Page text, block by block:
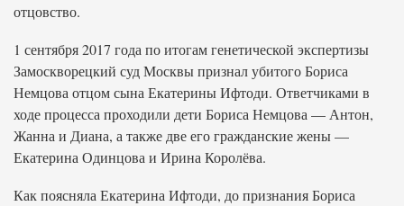
отцовство.
1 сентября 2017 года по итогам генетической экспертизы
Замоскворецкий суд Москвы признал убитого Бориса
Немцова отцом сына Екатерины Ифтоди. Ответчиками в
ходе процесса проходили дети Бориса Немцова — Антон,
Жанна и Диана, а также две его гражданские жены —
Екатерина Одинцова и Ирина Королёва.
Как поясняла Екатерина Ифтоди, до признания Бориса